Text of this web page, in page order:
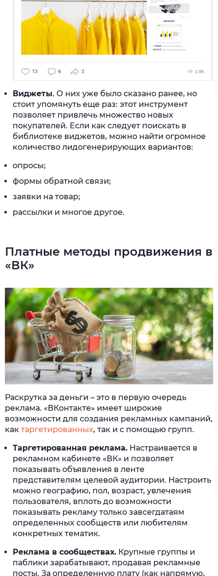
Виджеты. О них уже было сказано ранее, но
стоит упомянуть еще раз: этот инструмент
позволяет привлечь множество новых
покупателей. Если как следует поискать в
библиотеке виджетов, можно найти огромное
количество лидогенерирующих вариантов:
опросы;
формы обратной связи;
заявки на товар;
рассылки и многое другое.
Платные методы продвижения в
«ВК»
Раскрутка за деньги – это в первую очередь
реклама. «ВКонтакте» имеет широкие
возможности для создания рекламных кампаний,
как таргетированных, так и с помощью групп.
Таргетированная реклама. Настраивается в
рекламном кабинете «ВК» и позволяет
показывать объявления в ленте
представителям целевой аудитории. Настроить
можно географию, пол, возраст, увлечения
пользователя, вплоть до возможности
показывать рекламу только завсегдатаям
определенных сообществ или любителям
конкретных тематик.
Реклама в сообществах. Крупные группы и
паблики зарабатывают, продавая рекламные
посты. За определенную плату (как напрямую,